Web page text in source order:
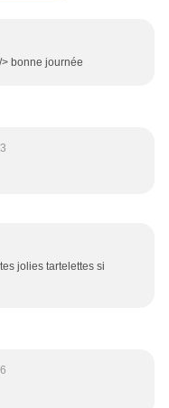
bonne journée
jolies tartelettes si